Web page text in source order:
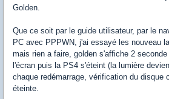
Golden.
Que ce soit par le guide utilisateur, par le
PC avec PPPWN, j'ai essayé les nouveau
mais rien a faire, golden s'affiche 2
l'écran puis la PS4 s'éteint (la lumière
chaque redémarrage, vérification du disque
éteinte.